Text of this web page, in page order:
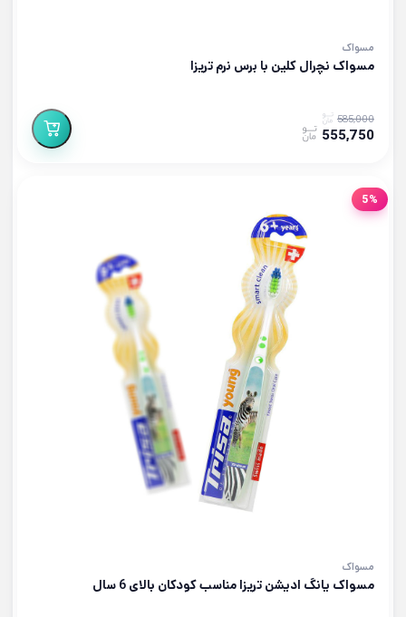
مسواک
مسواک نچرال کلین با برس نرم تریزا
585,000
555,750
5%
مسواک
مسواک یانگ ادیشن تریزا مناسب کودکان بالای 6 سال